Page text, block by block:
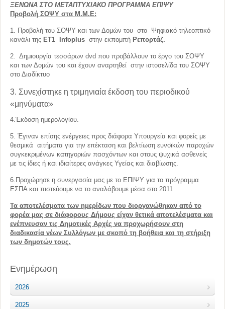
ΞΕΝΩΝΑ ΣΤΟ ΜΕΤΑΠΤΥΧΙΑΚΟ ΠΡΟΓΡΑΜΜΑ ΕΠΙΨΥ
Προβολή ΣΟΨΥ στα Μ.Μ.Ε:
1. Προβολή του ΣΟΨΥ και των Δομών του στο Ψηφιακό τηλεοπτικό
κανάλι της ΕΤ1 Infoplus στην εκπομπή Ρεπορτάζ.
2. Δημιουργία τεσσάρων dvd που προβάλλουν το έργο του ΣΟΨΥ
και των Δομών του και έχουν αναρτηθεί στην ιστοσελίδα του ΣΟΨΥ
στο Διαδίκτυο
3. Συνεχίστηκε η τριμηνιαία έκδοση του περιοδικού
«μηνύματα»
4.Έκδοση ημερολογίου.
5. Έγιναν επίσης ενέργειες προς διάφορα Υπουργεία και φορείς με
θεσμικά αιτήματα για την επέκταση και βελτίωση ευνοϊκών παροχών
συγκεκριμένων κατηγοριών πασχόντων και στους ψυχικά ασθενείς
με τις ίδιες ή και ιδιαίτερες ανάγκες Υγείας και διαβίωσης.
6.Προχώρησε η συνεργασία μας με το ΕΠΙΨΥ για το πρόγραμμα
ΕΣΠΑ και πιστεύουμε να το αναλάβουμε μέσα στο 2011
Τα αποτελέσματα των ημερίδων που διοργανώθηκαν από το
φορέα μας σε διάφορους Δήμους είχαν θετικά αποτελέσματα και
ενέπνευσαν τις Δημοτικές Αρχές να προχωρήσουν στη
διαδικασία νέων Συλλόγων με σκοπό τη βοήθεια και τη στήριξη
των δημοτών τους.
Ενημέρωση
2026
2025